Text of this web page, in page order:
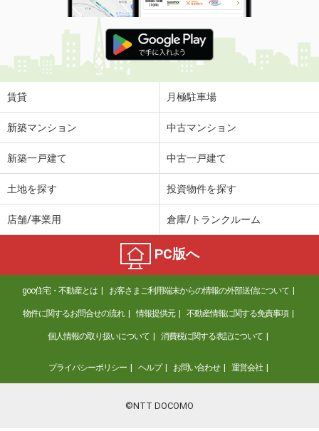
賃貸 月極駐車場
新築マンション 中古マンション
新築一戸建て 中古一戸建て
土地を探す 投資物件を探す
店舗/事業用 倉庫/トランクルーム
PC版へ
goo住宅・不動産とは お客さまご利用端末からの情報の外部送信について
物件に関するお問合せの流れ 情報提供元 不動産情報に関する免責事項
個人情報の取り扱いについて 消費税に関する表記について
プライバシーポリシー ヘルプ お問い合わせ 運営会社
©NTT DOCOMO